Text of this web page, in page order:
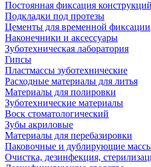
Постоянная фиксация конструкций
Подкладки под протезы
Цементы для временной фиксации
Наконечники и аксессуары
Зуботехническая лаборатория
Гипсы
Пластмассы зуботехнические
Расходные материалы для литья
Материалы для полировки
Зуботехнические материалы
Воск стоматологический
Зубы акриловые
Материалы для перебазировки
Паковочные и дублирующие
Очистка, дезинфекция,